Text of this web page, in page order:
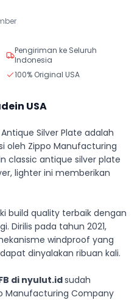
Pengiriman ke Seluruh
Indonesia
100% Original USA
USA
Silver Plate adalah
oleh Zippo Manufacturing
classic antique silver plate
lighter ini memberikan
build quality terbaik dengan
Dirilis pada tahun 2021,
windproof yang
dinyalakan ribuan kali.
di nyulut.idsudah
Manufacturing Company